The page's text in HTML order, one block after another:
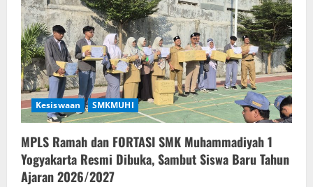
Kesiswaan SMKMUHI
MPLS Ramah dan FORTASI SMK Muhammadiyah 1
Yogyakarta Resmi Dibuka, Sambut Siswa Baru Tahun
Ajaran 2026/2027